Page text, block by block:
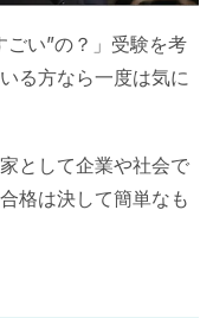
ごい”の？」受験を考
る方なら一度は気に
として企業や社会で
格は決して簡単なも